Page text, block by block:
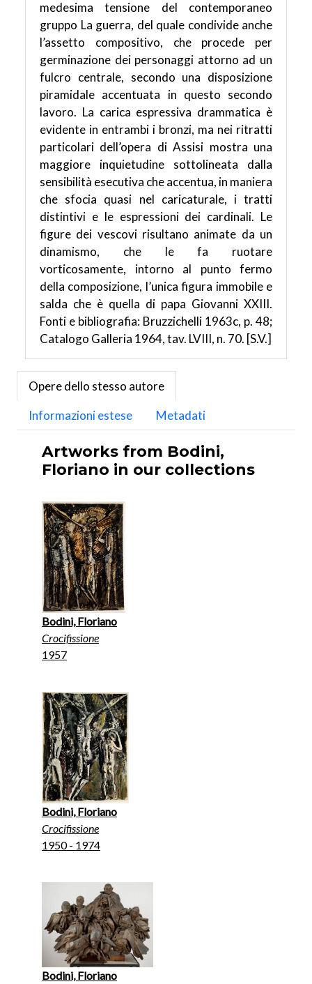
medesima tensione del contemporaneo
gruppo La guerra, del quale condivide anche
l’assetto compositivo, che procede per
germinazione dei personaggi attorno ad un
fulcro centrale, secondo una disposizione
piramidale accentuata in questo secondo
lavoro. La carica espressiva drammatica è
evidente in entrambi i bronzi, ma nei ritratti
particolari dell’opera di Assisi mostra una
maggiore inquietudine sottolineata dalla
sensibilità esecutiva che accentua, in maniera
che sfocia quasi nel caricaturale, i tratti
distintivi e le espressioni dei cardinali. Le
figure dei vescovi risultano animate da un
dinamismo, che le fa ruotare
vorticosamente, intorno al punto fermo
della composizione, l’unica figura immobile e
salda che è quella di papa Giovanni XXIII.
Fonti e bibliografia: Bruzzichelli 1963c, p. 48;
Catalogo Galleria 1964, tav. LVIII, n. 70. [S.V.]
Opere dello stesso autore
Informazioni estese
Metadati
Artworks from Bodini,
Floriano in our collections
Bodini, Floriano
Crocifissione
1957
Bodini, Floriano
Crocifissione
1950 - 1974
Bodini, Floriano